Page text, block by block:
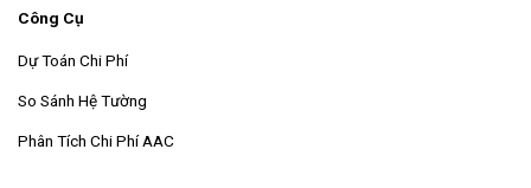
Công Cụ
Dự Toán Chi Phí
So Sánh Hệ Tường
Phân Tích Chi Phí AAC